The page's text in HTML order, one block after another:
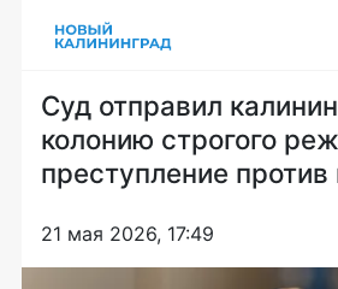
Суд отправил
колонию строгого
преступление
21 мая 2026, 17:49